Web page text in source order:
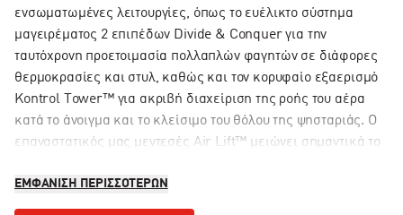
ενσωματωμένες λειτουργίες, όπως το ευέλικτο σύστημα
μαγειρέματος 2 επιπέδων Divide & Conquer για την
ταυτόχρονη προετοιμασία πολλαπλών φαγητών σε διάφορες
θερμοκρασίες και στυλ, καθώς και τον κορυφαίο εξαερισμό
Kontrol Tower™ για ακριβή διαχείριση της ροής του αέρα
κατά το άνοιγμα και το κλείσιμο του θόλου της ψησταριάς. Ο
επαναστατικός μας μεντεσές Air Lift™ μειώνει σημαντικά το
σχάρας χωρίς κόπο με ένα μόνο δάχτυλο. Επιτυγχάνετε
τέλεια μαγειρέματα με τη στεγανοποίηση του συρμάτινου
ΕΜΦΆΝΙΣΗ ΠΕΡΙΣΣΌΤΕΡΩΝ